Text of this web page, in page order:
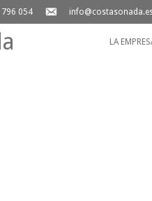
054
email-
alt
LA